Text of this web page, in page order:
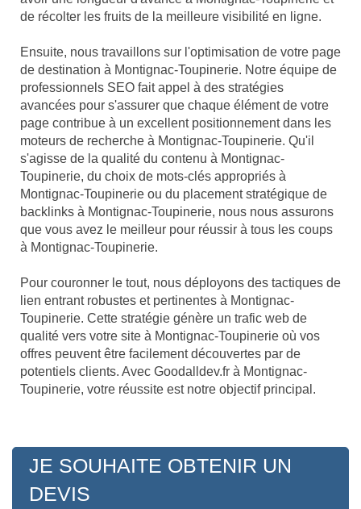
de récolter les fruits de la meilleure visibilité en ligne.
Ensuite, nous travaillons sur l'optimisation de votre page
de destination à Montignac-Toupinerie. Notre équipe de
professionnels SEO fait appel à des stratégies
avancées pour s'assurer que chaque élément de votre
page contribue à un excellent positionnement dans les
moteurs de recherche à Montignac-Toupinerie. Qu'il
s'agisse de la qualité du contenu à Montignac-
Toupinerie, du choix de mots-clés appropriés à
Montignac-Toupinerie ou du placement stratégique de
backlinks à Montignac-Toupinerie, nous nous assurons
que vous avez le meilleur pour réussir à tous les coups
à Montignac-Toupinerie.
Pour couronner le tout, nous déployons des tactiques de
lien entrant robustes et pertinentes à Montignac-
Toupinerie. Cette stratégie génère un trafic web de
qualité vers votre site à Montignac-Toupinerie où vos
offres peuvent être facilement découvertes par de
potentiels clients. Avec Goodalldev.fr à Montignac-
Toupinerie, votre réussite est notre objectif principal.
JE SOUHAITE OBTENIR UN
DEVIS